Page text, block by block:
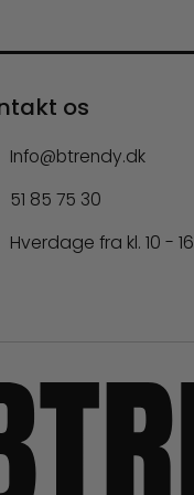
os
Info@btrendy.dk
51 85 75 30
Hverdage fra kl. 10 - 16